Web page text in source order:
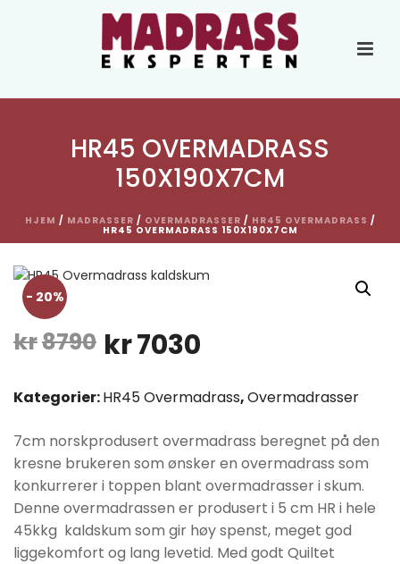
HR45 OVERMADRASS
150X190X7CM
HJEM / MADRASSER / OVERMADRASSER / HR45 OVERMADRASS /
HR45 OVERMADRASS 150X190X7CM
- 20%
kr8790 Opprinnelig
pris
kr8790.
kr7030
pris
kr7030.
Kategorier:HR45 Overmadrass,Overmadrasser
7cm norskprodusert overmadrass beregnet på den
kresne brukeren som ønsker en overmadrass som
konkurrerer i toppen blant overmadrasser i skum.
Denne overmadrassen er produsert i 5 cm HR i hele
45kkg kaldskum som gir høy spenst, meget god
liggekomfort og lang levetid. Med godt Quiltet